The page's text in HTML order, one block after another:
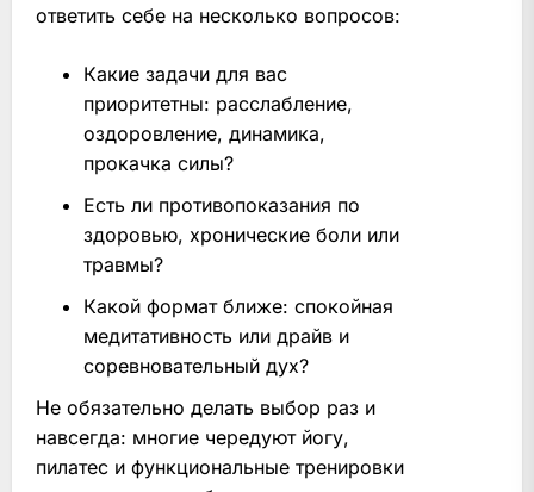
ответить себе на несколько вопросов:
Какие задачи для вас
приоритетны: расслабление,
оздоровление, динамика,
прокачка силы?
Есть ли противопоказания по
здоровью, хронические боли или
травмы?
Какой формат ближе: спокойная
медитативность или драйв и
соревновательный дух?
Не обязательно делать выбор раз и
навсегда: многие чередуют йогу,
пилатес и функциональные тренировки